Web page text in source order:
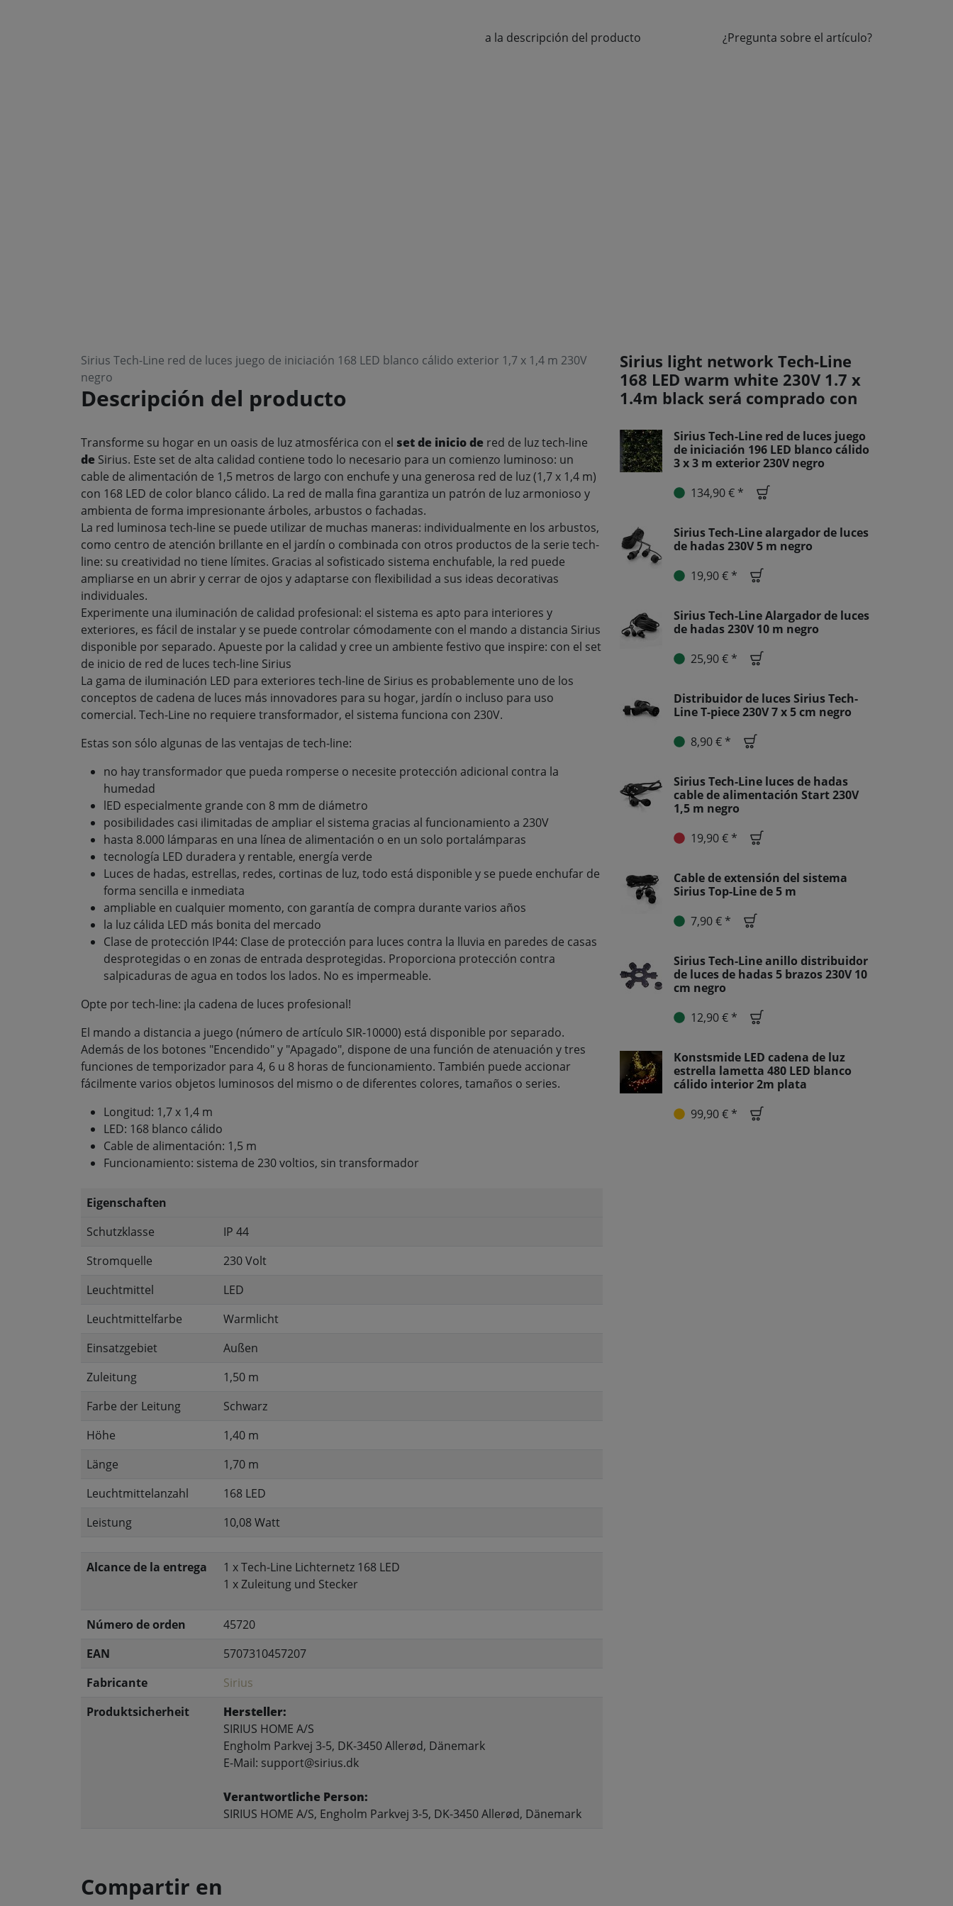
a la descripción del producto ¿Pregunta sobre el artículo?
Sirius Tech-Line red de luces juego de iniciación 168 LED blanco cálido exterior 1,7 x 1,4 m 230V
negro
Descripción del producto
Transforme su hogar en un oasis de luz atmosférica con el set de inicio de red de luz tech-line
de Sirius. Este set de alta calidad contiene todo lo necesario para un comienzo luminoso: un
cable de alimentación de 1,5 metros de largo con enchufe y una generosa red de luz (1,7 x 1,4 m)
con 168 LED de color blanco cálido. La red de malla fina garantiza un patrón de luz armonioso y
ambienta de forma impresionante árboles, arbustos o fachadas.
La red luminosa tech-line se puede utilizar de muchas maneras: individualmente en los arbustos,
como centro de atención brillante en el jardín o combinada con otros productos de la serie tech-
line: su creatividad no tiene límites. Gracias al sofisticado sistema enchufable, la red puede
ampliarse en un abrir y cerrar de ojos y adaptarse con flexibilidad a sus ideas decorativas
individuales.
Experimente una iluminación de calidad profesional: el sistema es apto para interiores y
exteriores, es fácil de instalar y se puede controlar cómodamente con el mando a distancia Sirius
disponible por separado. Apueste por la calidad y cree un ambiente festivo que inspire: con el set
de inicio de red de luces tech-line Sirius
La gama de iluminación LED para exteriores tech-line de Sirius es probablemente uno de los
conceptos de cadena de luces más innovadores para su hogar, jardín o incluso para uso
comercial. Tech-Line no requiere transformador, el sistema funciona con 230V.
Estas son sólo algunas de las ventajas de tech-line:
no hay transformador que pueda romperse o necesite protección adicional contra la
humedad
lED especialmente grande con 8 mm de diámetro
posibilidades casi ilimitadas de ampliar el sistema gracias al funcionamiento a 230V
hasta 8.000 lámparas en una línea de alimentación o en un solo portalámparas
tecnología LED duradera y rentable, energía verde
Luces de hadas, estrellas, redes, cortinas de luz, todo está disponible y se puede enchufar de
forma sencilla e inmediata
ampliable en cualquier momento, con garantía de compra durante varios años
la luz cálida LED más bonita del mercado
Clase de protección IP44: Clase de protección para luces contra la lluvia en paredes de casas
desprotegidas o en zonas de entrada desprotegidas. Proporciona protección contra
salpicaduras de agua en todos los lados. No es impermeable.
Opte por tech-line: ¡la cadena de luces profesional!
El mando a distancia a juego (número de artículo SIR-10000) está disponible por separado.
Además de los botones "Encendido" y "Apagado", dispone de una función de atenuación y tres
funciones de temporizador para 4, 6 u 8 horas de funcionamiento. También puede accionar
fácilmente varios objetos luminosos del mismo o de diferentes colores, tamaños o series.
Longitud: 1,7 x 1,4 m
LED: 168 blanco cálido
Cable de alimentación: 1,5 m
Funcionamiento: sistema de 230 voltios, sin transformador
Eigenschaften
Schutzklasse
IP 44
Stromquelle
230 Volt
Leuchtmittel
LED
Leuchtmittelfarbe
Warmlicht
Einsatzgebiet
Außen
Zuleitung
1,50 m
Farbe der Leitung
Schwarz
Höhe
1,40 m
Länge
1,70 m
Leuchtmittelanzahl
168 LED
Leistung
10,08 Watt
Alcance de la entrega
1 x Tech-Line Lichternetz 168 LED
1 x Zuleitung und Stecker
Número de orden
45720
EAN
5707310457207
Fabricante
Sirius
Produktsicherheit
Hersteller:
SIRIUS HOME A/S
Engholm Parkvej 3-5, DK-3450 Allerød, Dänemark
E-Mail: support@sirius.dk
Verantwortliche Person:
SIRIUS HOME A/S, Engholm Parkvej 3-5, DK-3450 Allerød, Dänemark
Compartir en
Sirius light network Tech-Line
168 LED warm white 230V 1.7 x
1.4m black será comprado con
Sirius Tech-Line red de luces juego
de iniciación 196 LED blanco cálido
3 x 3 m exterior 230V negro
134,90 € *
Sirius Tech-Line alargador de luces
de hadas 230V 5 m negro
19,90 € *
Sirius Tech-Line Alargador de luces
de hadas 230V 10 m negro
25,90 € *
Distribuidor de luces Sirius Tech-
Line T-piece 230V 7 x 5 cm negro
8,90 € *
Sirius Tech-Line luces de hadas
cable de alimentación Start 230V
1,5 m negro
19,90 € *
Cable de extensión del sistema
Sirius Top-Line de 5 m
7,90 € *
Sirius Tech-Line anillo distribuidor
de luces de hadas 5 brazos 230V 10
cm negro
12,90 € *
Konstsmide LED cadena de luz
estrella lametta 480 LED blanco
cálido interior 2m plata
99,90 € *